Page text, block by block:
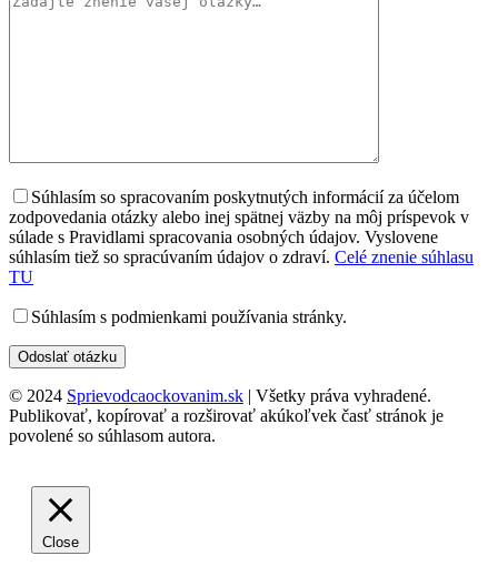
Súhlasím so spracovaním poskytnutých informácií za účelom
zodpovedania otázky alebo inej spätnej väzby na môj príspevok v
súlade s Pravidlami spracovania osobných údajov. Vyslovene
súhlasím tiež so spracúvaním údajov o zdraví. Celé znenie súhlasu
TU
Súhlasím s podmienkami používania stránky.
© 2024 Sprievodcaockovanim.sk | Všetky práva vyhradené.
Publikovať, kopírovať a rozširovať akúkoľvek časť stránok je
povolené so súhlasom autora.
Close